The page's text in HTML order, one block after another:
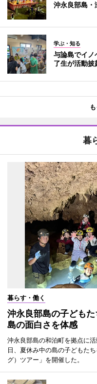
沖永良部島・
学ぶ・知る
与論島でイノ
了生が活動披
暮
暮らす・働く
沖永良部島の子ども
島の面白さを体感
沖永良部島の和泊町を拠点に
日、夏休み中の島の子どもた
グ）ツアー」を開催した。